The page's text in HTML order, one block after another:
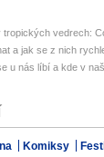
vedrech:
a jak se z nich
u nás líbí a kde v
Komiksy